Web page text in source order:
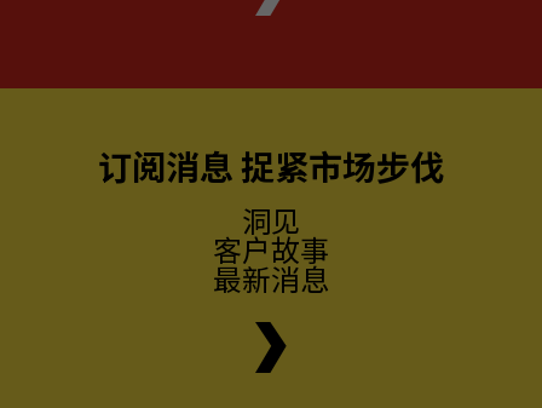
订阅消息 捉紧市场步伐
洞见
客户故事
最新消息